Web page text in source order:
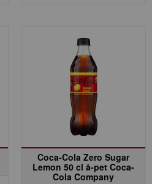
Coca-Cola Zero Sugar
Lemon 50 cl å-pet Coca-
Cola Company